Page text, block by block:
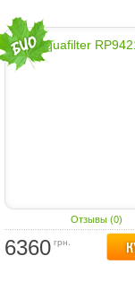
Отзывы (0)
6360 грн.